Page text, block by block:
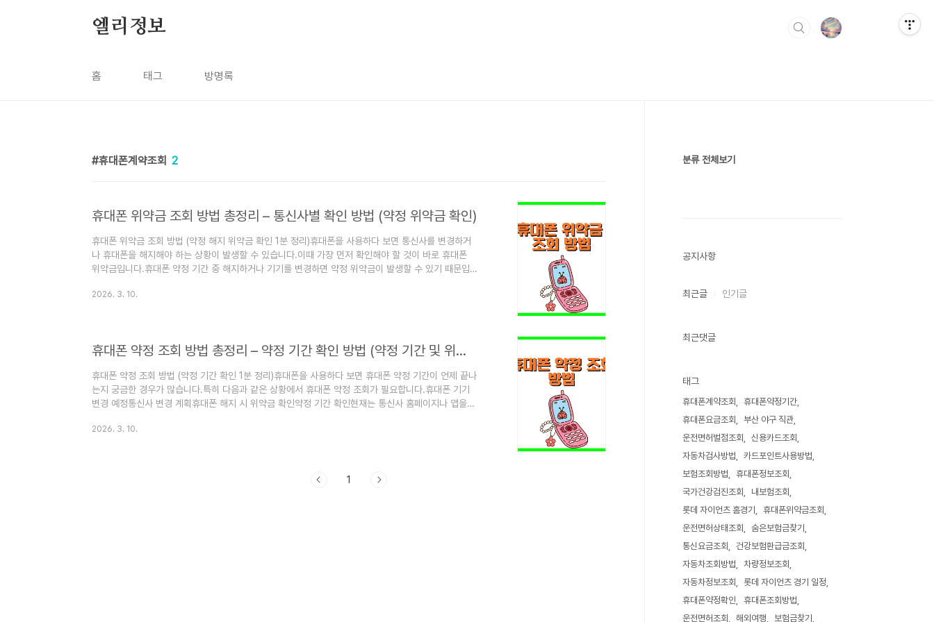
엘리정보
홈 태그 방명록
휴대폰계약조회 2
휴대폰 위약금 조회 방법 총정리 – 통신사별 확인 방법 (약정 위약금 확인)
휴대폰 위약금 조회 방법 (약정 해지 위약금 확인 1분 정리)휴대폰을 사용하다 보면 통신사를 변경하거
나 휴대폰을 해지해야 하는 상황이 발생할 수 있습니다.이때 가장 먼저 확인해야 할 것이 바로 휴대폰
위약금입니다.휴대폰 약정 기간 중 해지하거나 기기를 변경하면 약정 위약금이 발생할 수 있기 때문입
겠습니다.휴대폰 위약금이란?휴대폰 위약금은 약정 기간이 끝나기 전에 휴대폰 계약을 해지할 때 발생
2026. 3. 10.
휴대폰 약정 조회 방법 총정리 – 약정 기간 확인 방법 (약정 기간 및 위약금 확인)
휴대폰 약정 조회 방법 (약정 기간 확인 1분 정리)휴대폰을 사용하다 보면 휴대폰 약정 기간이 언제 끝나
는지 궁금한 경우가 많습니다.특히 다음과 같은 상황에서 휴대폰 약정 조회가 필요합니다.휴대폰 기기
변경 예정통신사 변경 계획휴대폰 해지 시 위약금 확인약정 기간 확인현재는 통신사 홈페이지나 앱을
트, 위약금 확인 방법을 자세하게 알려드리겠습니다.휴대폰 약정이란?휴대폰 약정은 일정 기간 동안 특
2026. 3. 10.
1
분류 전체보기
공지사항
최근글 인기글
최근댓글
태그
휴대폰계약조회
휴대폰약정기간
휴대폰요금조회
부산 야구 직관
운전면허벌점조회
신용카드조회
자동차검사방법
카드포인트사용방법
보험조회방법
휴대폰정보조회
국가건강검진조회
내보험조회
롯데 자이언츠 홈경기
휴대폰위약금조회
운전면허상태조회
숨은보험금찾기
통신요금조회
건강보험환급금조회
자동차조회방법
차량정보조회
자동차정보조회
롯데 자이언츠 경기 일정
휴대폰약정확인
휴대폰조회방법
운전면허조회
해외여행 보험금찾기